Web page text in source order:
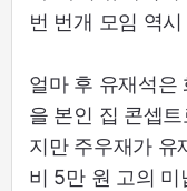
번 번개 모임 역
얼마 후 유재석은
을 본인 집 콘셉
지만 주우재가 유
비 5만 원 고의 미